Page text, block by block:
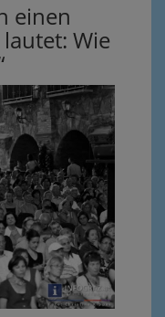
einen
Wie